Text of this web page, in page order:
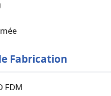
Fabrication
FDM